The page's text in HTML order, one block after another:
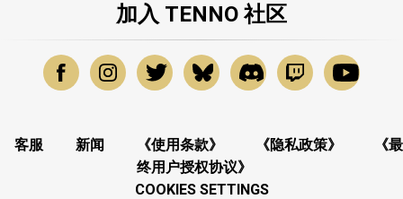
加入 TENNO 社区
客服 新闻 《使用条款》 《隐私政策》
《最
终用户授权协议》
COOKIES SETTINGS